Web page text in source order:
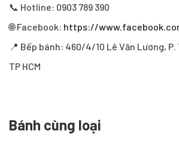
📞 Hotline: 0903 789 390
🌐 Facebook: https://
📍 Bếp bánh: 460/4/10 Lê Văn Lương, P.
TP HCM
Bánh cùng loại